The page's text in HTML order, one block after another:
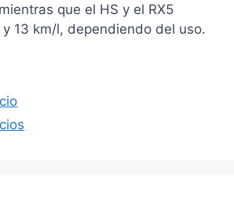
que el HS y el RX5
y 13 km/l, dependiendo del uso.